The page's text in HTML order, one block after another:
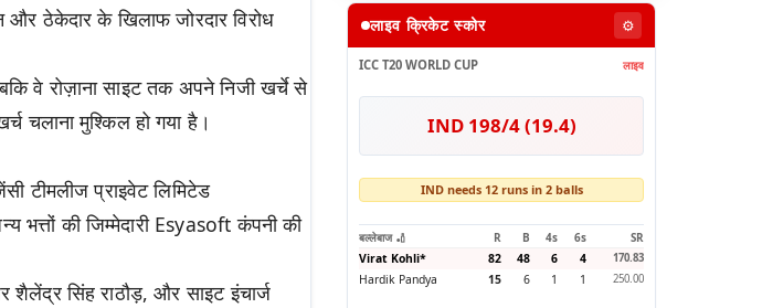
और ठेकेदार के खिलाफ जोरदार विरोध
वे रोज़ाना साइट तक अपने निजी खर्चे से
चलाना मुश्किल हो गया है।
टीमलीज प्राइवेट लिमिटेड
की जिम्मेदारी Esyasoft कंपनी की
शैलेंद्र सिंह राठौड़, और साइट इंचार्ज
लाइव क्रिकेट स्कोर ⚙️
ICC T20 WORLD CUP लाइव
IND 198/4 (19.4)
IND needs 12 runs in 2 balls
बल्लेबाज 🏏 R B 4s 6s
SR
Virat Kohli* 82 48 6 4 170.83
Hardik Pandya 15 6 1 1 250.00